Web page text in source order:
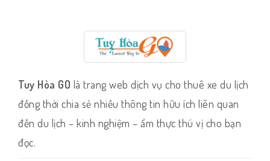
Tuy Hòa GO là trang web dịch vụ cho thuê xe du lịch
đồng thời chia sẻ nhiều thông tin hữu ích liên quan
đến du lịch – kinh nghiệm – ẩm thực thú vị cho bạn
đọc.